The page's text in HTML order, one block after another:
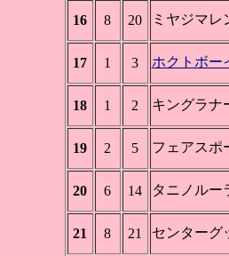
16 8 20 ミヤジマレ
17 1 3 ホクトボー
18 1 2 キングラナ
19 2 5 フェアスポ
20 6 14 タニノルー
21 8 21 センターグ